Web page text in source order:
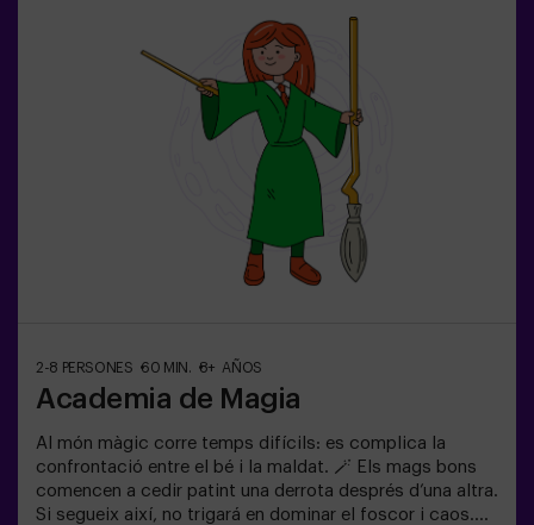
❗Menors de 14 anys: requereixen 1 adult
acompanyant.Opció amb monitor disponible (consulta
les condicions).
2-8 PERSONES 60 MIN. 8+ AÑOS
Academia de Magia
Al món màgic corre temps difícils: es complica la
confrontació entre el bé i la maldat. 🪄 Els mags bons
comencen a cedir patint una derrota després d’una altra.
Si segueix així, no trigará en dominar el foscor i caos.